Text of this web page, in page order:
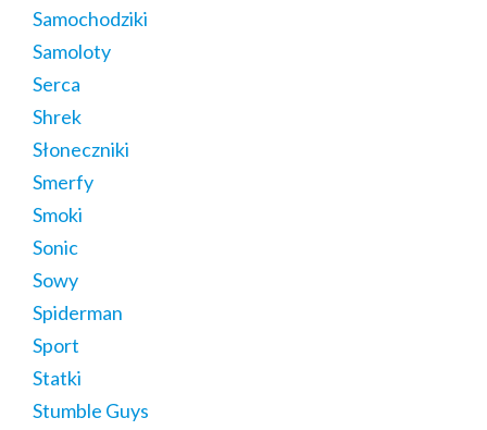
Samochodziki
Samoloty
Serca
Shrek
Słoneczniki
Smerfy
Smoki
Sonic
Sowy
Spiderman
Sport
Statki
Stumble Guys